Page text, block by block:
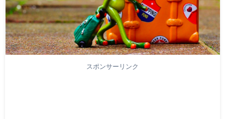
スポンサーリンク